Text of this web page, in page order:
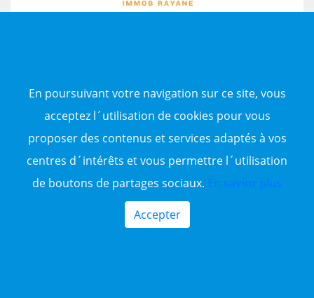
En poursuivant votre navigation sur ce site, vous
acceptez l´utilisation de cookies pour vous
proposer des contenus et services adaptés à vos
centres d´intérêts et vous permettre l´utilisation
de boutons de partages sociaux. En savior plus
Accepter